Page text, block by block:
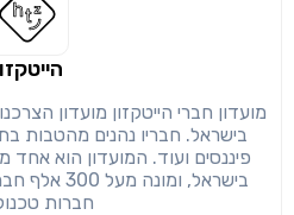
מועדון חברי הייטקזון מועדון
בישראל. חבריו נהנים מהטבות
פיננסים ועוד. המועדון הוא אחד
חברות